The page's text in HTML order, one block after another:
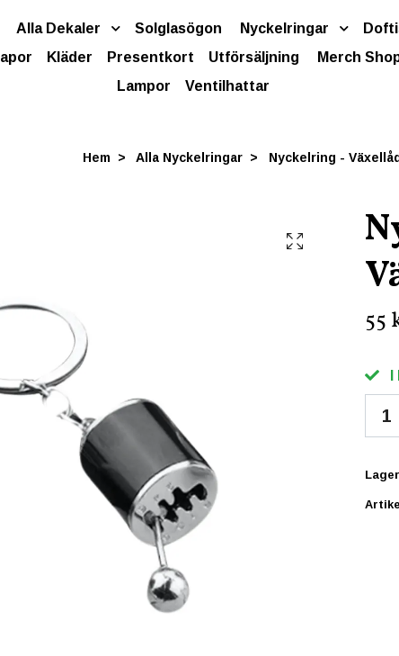
Alla Dekaler Solglasögon Nyckelringar
Kläder Presentkort Utförsäljning
Merch
Lampor
Ventilhattar
Hem Alla Nyckelringar Nyckelring -
55